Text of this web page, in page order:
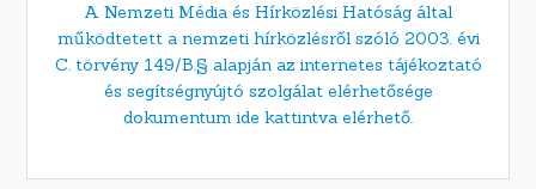
A Nemzeti Média és Hírközlési Hatóság által
működtetett a nemzeti hírközlésről szóló 2003. évi
C. törvény 149/B.§ alapján az internetes tájékoztató
és segítségnyújtó szolgálat elérhetősége
dokumentum ide kattintva elérhető.